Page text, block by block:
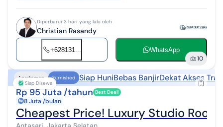
Diperbarui 3 hari yang lalu oleh
Christian Rasandy
+628131... WhatsApp
10
Siap Disewa
Apartemen Furnished Siap HuniBebas BanjirDekat Akses
Rp 95 Juta /tahun Best Deal!
8 Juta /bulan
Cheapest Price! Luxury Studio